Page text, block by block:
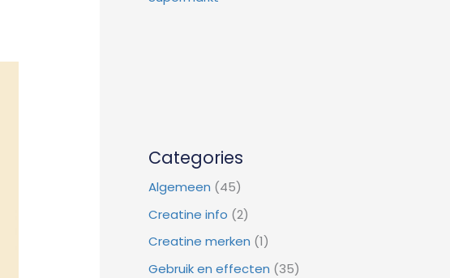
Categories
Algemeen (45)
Creatine info (2)
Creatine merken (1)
Gebruik en effecten (35)